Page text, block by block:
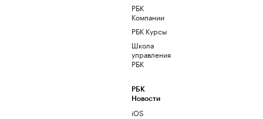
РБК
Компании
РБК Курсы
Школа
управления
РБК
РБК
Новости
iOS